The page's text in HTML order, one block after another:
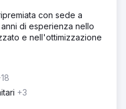
con sede a
di esperienza nello
e nell'ottimizzazione
+3